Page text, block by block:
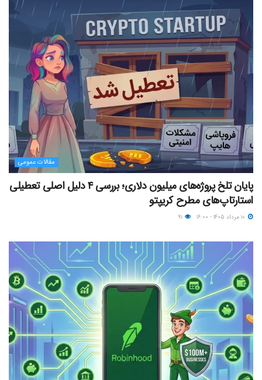
مقالات عمومی
پایان تلخ پروژه‌های میلیون دلاری؛ بررسی ۴ دلیل اصلی تعطیلی
استارتاپ‌های مطرح کریپتو